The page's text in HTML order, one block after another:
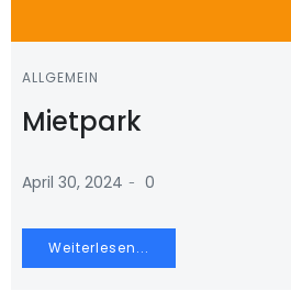
ALLGEMEIN
Mietpark
April 30, 2024 - 0
Weiterlesen...